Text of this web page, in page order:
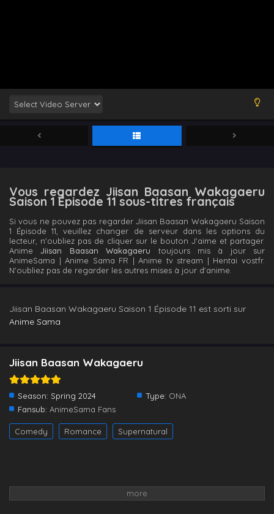
Vous regardez Jiisan Baasan Wakagaeru
Saison 1 Épisode 11 sous-titres français
Si vous ne pouvez pas regarder Jiisan Baasan Wakagaeru Saison
1 Épisode 11, veuillez changer de serveur dans les options du
lecteur, n'oubliez pas de cliquer sur le bouton J'aime et partager.
AnimeJiisan Baasan Wakagaeru toujours mis à jour sur
AnimeSama | Anime Sama FR | Anime tv stream | Hentai vostfr.
N'oubliez pas de regarder les autres mises à jour d'anime.
Jiisan Baasan Wakagaeru Saison 1 Épisode 11 est sorti sur
Anime Sama
Jiisan Baasan Wakagaeru
Season: Spring 2024 Type: ONA
Fansub: AnimeSama Fans
Comedy Romance Supernatural